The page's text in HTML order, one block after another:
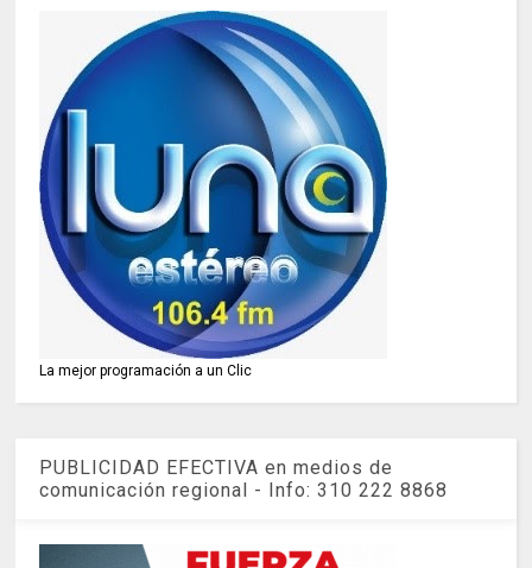
La mejor programación a un Clic
PUBLICIDAD EFECTIVA en medios de
comunicación regional - Info: 310 222 8868